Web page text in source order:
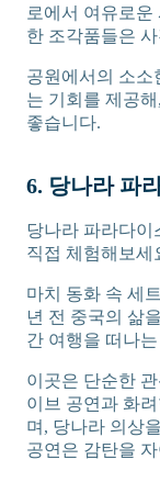
로에서 여유로
한 조각품들은
공원에서의 소소
는 기회를 제공
좋습니다.
6. 당나라 파
당나라 파라다이
직접 체험해보세
마치 동화 속 세
년 전 중국의 삶
간 여행을 떠나
이곳은 단순한
이브 공연과 화
며, 당나라 의상
공연은 감탄을